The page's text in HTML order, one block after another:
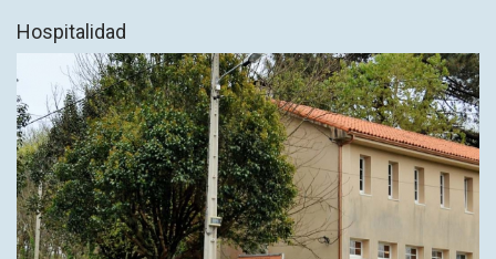
Hospitalidad